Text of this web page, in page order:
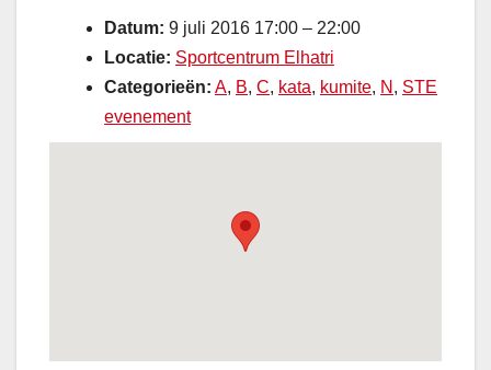
Datum: 9 juli 2016 17:00 – 22:00
Locatie: Sportcentrum Elhatri
Categorieën: A, B, C, kata, kumite, N , STE
evenement